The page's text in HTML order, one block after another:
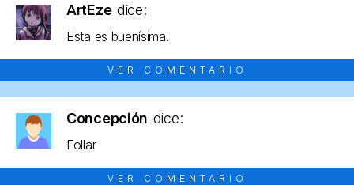
ArtEze dice:
Esta es buenísima.
VER COMENTARIO
Concepción dice:
Follar
VER COMENTARIO